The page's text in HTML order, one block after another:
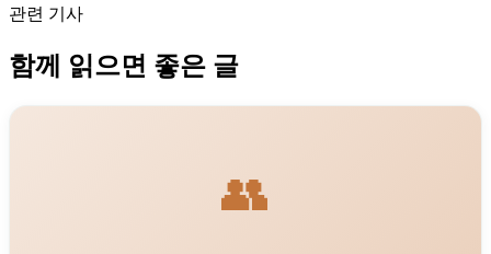
관련 기사
함께 읽으면 좋은 글
👥